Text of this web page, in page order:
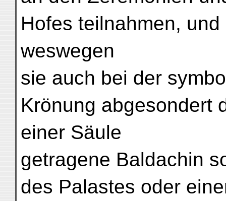
Hofes teilnahmen,
weswegen
sie auch bei der
Krönung abgesondert
einer Säule
getragene Baldachin
des Palastes oder